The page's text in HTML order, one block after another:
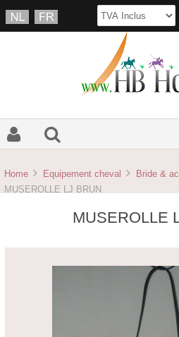
Home Equipement cheval Bride &
MUSEROLLE LJ BRUN
MUSEROLLE